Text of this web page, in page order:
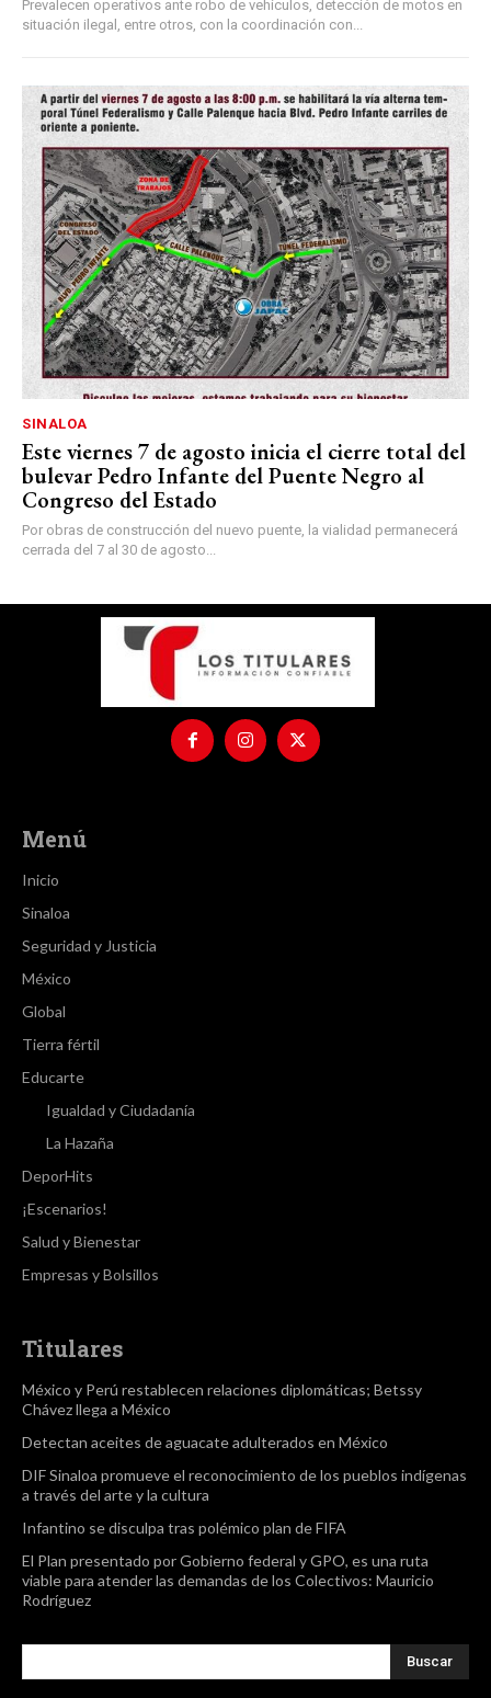
Prevalecen operativos ante robo de vehículos, detección de motos en
situación ilegal, entre otros, con la coordinación con...
SINALOA
Este viernes 7 de agosto inicia el cierre total del
bulevar Pedro Infante del Puente Negro al
Congreso del Estado
Por obras de construcción del nuevo puente, la vialidad permanecerá
cerrada del 7 al 30 de agosto...
Menú
Inicio
Sinaloa
Seguridad y Justicia
México
Global
Tierra fértil
Educarte
Igualdad y Ciudadanía
La Hazaña
DeporHits
¡Escenarios!
Salud y Bienestar
Empresas y Bolsillos
Titulares
México y Perú restablecen relaciones diplomáticas; Betssy
Chávez llega a México
Detectan aceites de aguacate adulterados en México
DIF Sinaloa promueve el reconocimiento de los pueblos indígenas
a través del arte y la cultura
Infantino se disculpa tras polémico plan de FIFA
El Plan presentado por Gobierno federal y GPO, es una ruta
viable para atender las demandas de los Colectivos: Mauricio
Rodríguez
Buscar